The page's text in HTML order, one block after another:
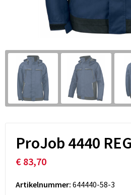
ProJob 4440
€ 83,70
Artikelnummer: 644440-58-3